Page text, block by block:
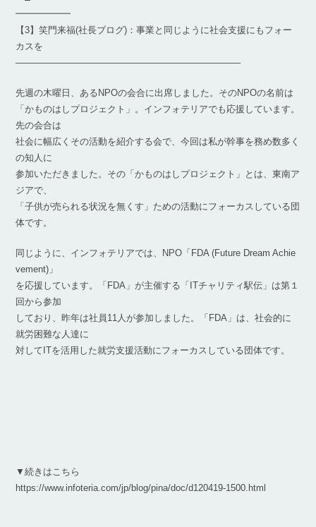
━━━━━━
【3】笑門来福(社長ブログ)：事業と同じように社会支援にもフォー
カスを
————————————————————————–
先週の木曜日、あるNPOの会合に出席しました。そのNPOの名前は
「かものはしプロジェクト」。インフォテリアでも応援しています。
先の会合は
社会に幅広くその活動を紹介する会で、今回は私が幹事を務め数多く
の知人に
参加いただきました。その「かものはしプロジェクト」とは、東南ア
ジアで、
「子供が売られる状況を無くす」ための活動にフォーカスしている団
体です。
同じように、インフォテリアでは、NPO「FDA (Future Dream Achie
vement)」
を応援しています。「FDA」が主催する「ITチャリティ駅伝」は第１
回から参加
しており、昨年は社員11人が参加しました。「FDA」は、社会的に
就労困難な人達に
対してITを活用した就労支援活動にフォーカスしている団体です。
▼続きはこちら
https://www.infoteria.com/jp/blog/pina/doc/d120419-1500.html